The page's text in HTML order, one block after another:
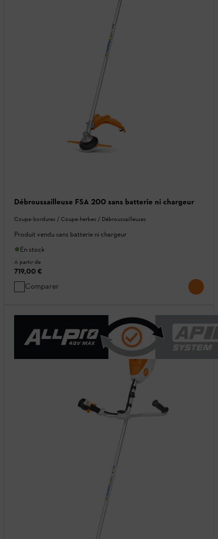
Débroussailleuse FSA 200 sans batterie ni chargeur
Coupe-bordures / Coupe-herbes / Débroussailleuses
Produit vendu sans batterie ni chargeur
En stock
A partir de
719,00 €
Comparer